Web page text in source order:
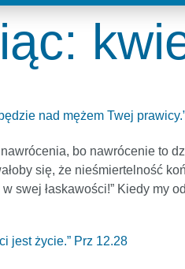
nad mężem Twej
bo nawrócenie to
się, że nieśmiertelność
w swej łaskawości!” Kiedy my
jest życie.” Prz 12.28